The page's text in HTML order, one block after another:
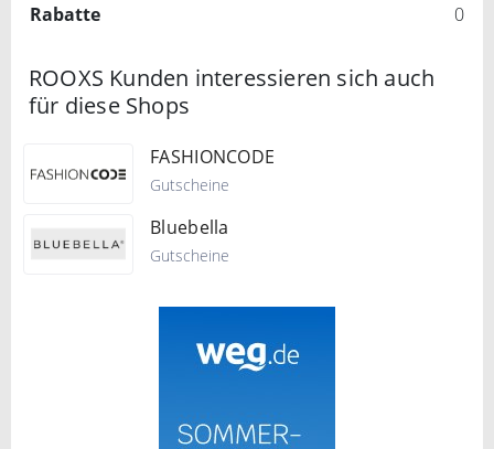
Rabatte
0
ROOXS Kunden interessieren sich auch
für diese Shops
FASHIONCODE
Gutscheine
Bluebella
Gutscheine